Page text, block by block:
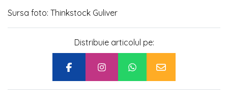
Sursa foto: Thinkstock Guliver
Distribuie articolul pe: